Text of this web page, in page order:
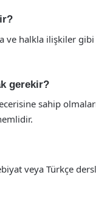
ve halkla ilişkiler
gerekir?
sahip
veya Türkçe